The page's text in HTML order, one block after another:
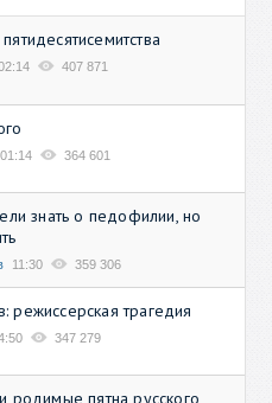
407 871
01:14 364 601
знать о педофилии, но
11:30 359 306
режиссерская трагедия
347 279
родимые пятна русского